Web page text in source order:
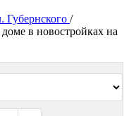
Губернского /
в новостройках на